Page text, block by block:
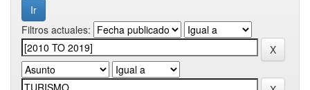
Filtros actuales: